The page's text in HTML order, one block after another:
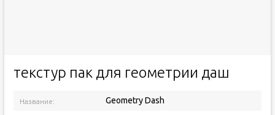
текстур пак для геометрии даш
Название: Geometry Dash